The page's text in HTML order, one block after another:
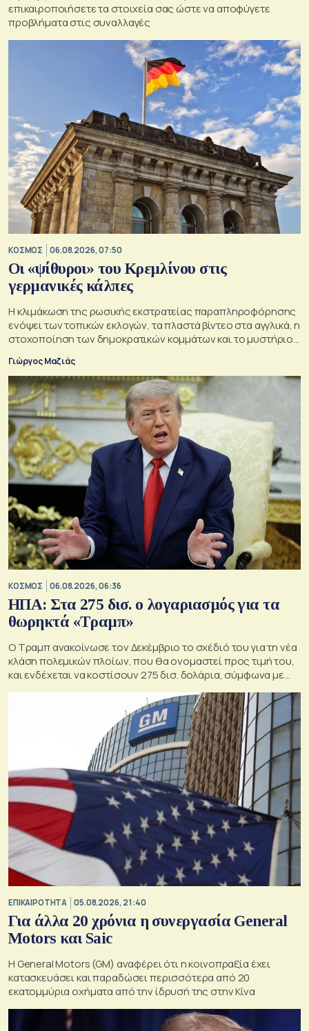
επικαιροποιήσετε τα στοιχεία σας ώστε να αποφύγετε
προβλήματα στις συναλλαγές
ΚΟΣΜΟΣ 06.08.2026, 07:50
Οι «ψίθυροι» του Κρεμλίνου στις
γερμανικές κάλπες
Η κλιμάκωση της ρωσικής εκστρατείας παραπληροφόρησης
ενόψει των τοπικών εκλογών, τα πλαστά βίντεο στα αγγλικά, η
στοχοποίηση των δημοκρατικών κομμάτων και το μυστήριο
Γιώργος Μαζιάς
ΚΟΣΜΟΣ 06.08.2026, 06:36
ΗΠΑ: Στα 275 δισ. ο λογαριασμός για τα
θωρηκτά «Τραμπ»
Ο Τραμπ ανακοίνωσε τον Δεκέμβριο το σχέδιό του για τη νέα
κλάση πολεμικών πλοίων, που θα ονομαστεί προς τιμή του,
και ενδέχεται να κοστίσουν 275 δισ. δολάρια, σύμφωνα με
ΕΠΙΚΑΙΡΟΤΗΤΑ 05.08.2026, 21:40
Για άλλα 20 χρόνια η συνεργασία General
Motors και Saic
Η General Motors (GM) αναφέρει ότι η κοινοπραξία έχει
κατασκευάσει και παραδώσει περισσότερα από 20
εκατομμύρια οχήματα από την ίδρυσή της στην Κίνα